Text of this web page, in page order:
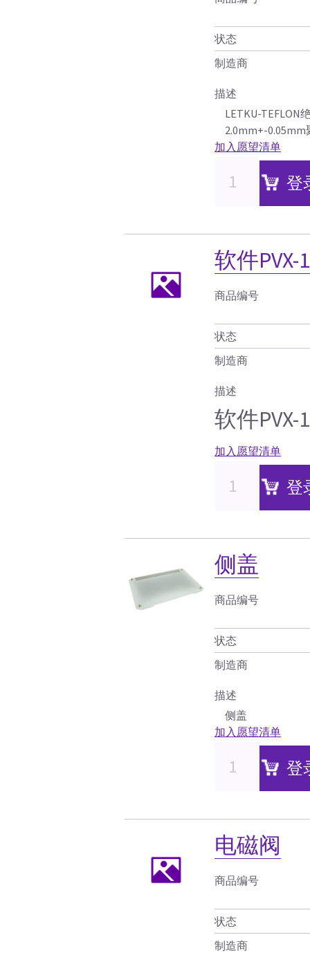
状态
制造商
描述
LETKU-TEFLON
2.0mm+-
加入愿望清单
登
软件PVX-
商品编号
状态
制造商
描述
软件PVX-
加入愿望清单
登
侧盖
商品编号
状态
制造商
描述
侧盖
加入愿望清单
登
电磁阀
商品编号
状态
制造商